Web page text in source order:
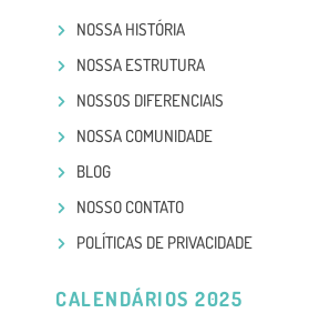
NOSSA HISTÓRIA
NOSSA ESTRUTURA
NOSSOS DIFERENCIAIS
NOSSA COMUNIDADE
BLOG
NOSSO CONTATO
POLÍTICAS DE PRIVACIDADE
CALENDÁRIOS 2025